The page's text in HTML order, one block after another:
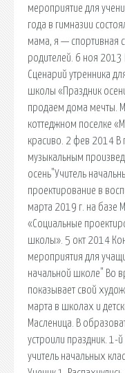
мероприятие для
года в гимназии
мама, я — спортивная
родителей. 6 ноя 2013
Сценарий утренника
школы «Праздник
продаем дома мечты.
коттеджном поселке
красиво. 2 фев 2014 В
музыкальным
осень"Учитель
проектирование в
марта 2019 г. на базе
«Социальные
школы». 5 окт 2014
мероприятия для
начальной школе" Во
показывает свой
марта в школах и
Масленица. В
устроили праздник. 1-
учитель начальных